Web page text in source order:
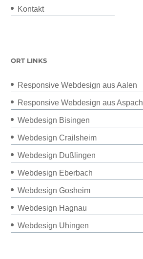
Kontakt
ORT LINKS
Responsive Webdesign aus Aalen
Responsive Webdesign aus Aspach
Webdesign Bisingen
Webdesign Crailsheim
Webdesign Dußlingen
Webdesign Eberbach
Webdesign Gosheim
Webdesign Hagnau
Webdesign Uhingen